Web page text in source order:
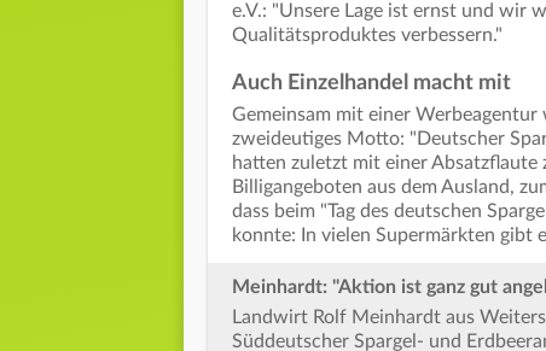
e.V.: "Unsere Lage ist ernst und wir
Qualitätsproduktes verbessern."
Auch Einzelhandel macht mit
Gemeinsam mit einer
zweideutiges Motto: "Deutscher
hatten zuletzt mit einer
Billigangeboten aus dem Ausland,
dass beim "Tag des deutschen
konnte: In vielen Supermärkten gibt
Meinhardt: "Aktion ist ganz gut
Landwirt Rolf Meinhardt aus
Süddeutscher Spargel- und